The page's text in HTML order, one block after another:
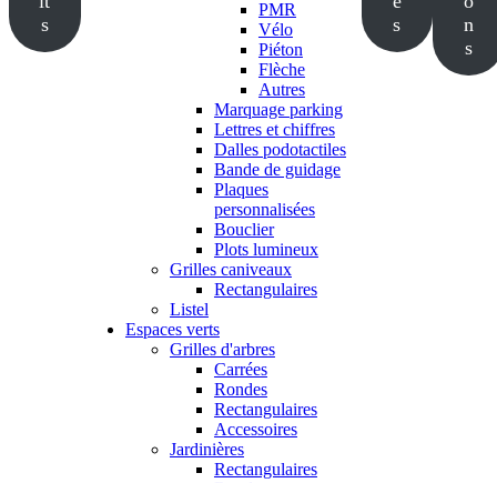
s
PMR
Vélo
Piéton
Flèche
Autres
Marquage parking
Lettres et chiffres
Dalles podotactiles
Bande de guidage
Plaques
personnalisées
Bouclier
Plots lumineux
Grilles caniveaux
Rectangulaires
Listel
Espaces verts
Grilles d'arbres
Carrées
Rondes
Rectangulaires
Accessoires
Jardinières
Rectangulaires
s
n
s